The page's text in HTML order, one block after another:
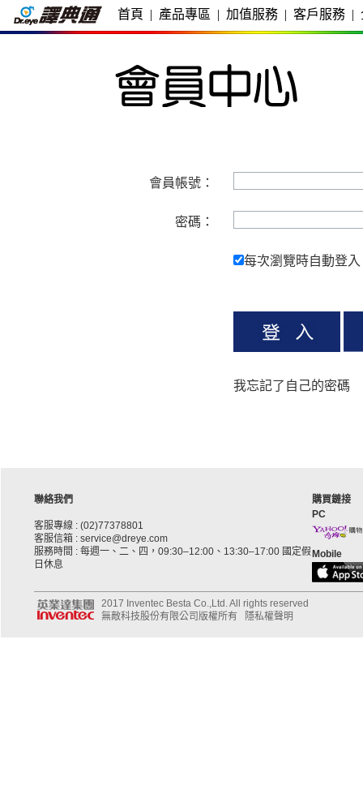
首頁 | 產品專區 | 加值服務 | 客戶服務 |
會員帳號：
密碼：
每次瀏覽時自動登入
我忘記了自己的密碼
聯絡我們
客服專線 : (02)77378801
客服信箱 : service@dreye.com
服務時間 : 每週一、二、四，09:30–12:00、13:30–17:00 國定假
日休息
購買鏈接
PC
Mobile
2017 Inventec Besta Co.,Ltd. All rights reserved
無敵科技股份有限公司版權所有
隱私權聲明